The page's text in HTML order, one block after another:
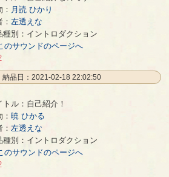
す〜 - 左透えな
： 月読 ひかり
左透えな
種別：イントロダクション
のサウンドのページへ
納品日：2021-02-18 22:02:50
透えな
トル：自己紹介！
： 暁 ひかる
左透えな
種別：イントロダクション
のサウンドのページへ